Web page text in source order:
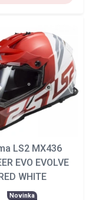
LS2 MX436
EVO EVOLVE
WHITE
Novinka